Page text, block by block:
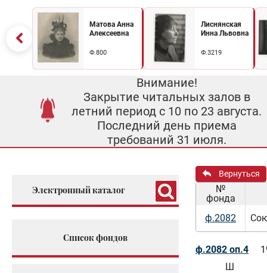
Матова Анна
Алексеевна
Ф.800
Лиснянская
Инна Львовна
Ф.3219
Внимание!
Закрытие читальных залов в
летний период с 10 по 23 августа.
Последний день приема
требований 31 июля.
Электронный каталог
Список фондов
Вернуться
№
фонда
ф.2082
ф.2082 оп.4
Ш